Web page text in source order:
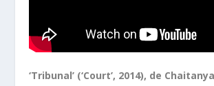
‘Tribunal’ (‘Court’, 2014), de